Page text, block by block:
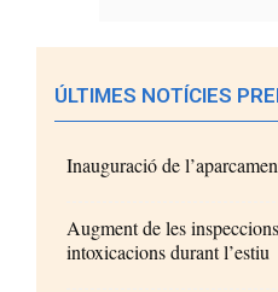
ÚLTIMES NOTÍCIES
Inauguració de
Augment de les
intoxicacions durant l’estiu